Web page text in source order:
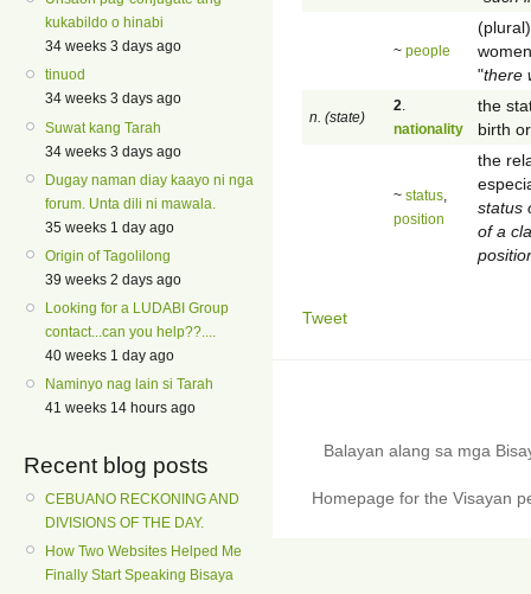
kukabildo o hinabi
34 weeks 3 days ago
tinuod
34 weeks 3 days ago
Suwat kang Tarah
34 weeks 3 days ago
Dugay naman diay kaayo ni nga
forum. Unta dili ni mawala.
35 weeks 1 day ago
Origin of Tagolilong
39 weeks 2 days ago
Looking for a LUDABI Group
contact...can you help??....
40 weeks 1 day ago
Naminyo nag lain si Tarah
41 weeks 14 hours ago
Recent blog posts
CEBUANO RECKONING AND
DIVISIONS OF THE DAY.
How Two Websites Helped Me
Finally Start Speaking Bisaya
~ people
"there
n. (state)
2
nationality
the
birth
~ status
position
the
status
of a
Tweet
Balayan alang sa mga
Homepage for the Visayan